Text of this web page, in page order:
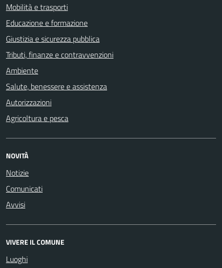
Mobilità e trasporti
Educazione e formazione
Giustizia e sicurezza pubblica
Tributi, finanze e contravvenzioni
Ambiente
Salute, benessere e assistenza
Autorizzazioni
Agricoltura e pesca
NOVITÀ
Notizie
Comunicati
Avvisi
VIVERE IL COMUNE
Luoghi